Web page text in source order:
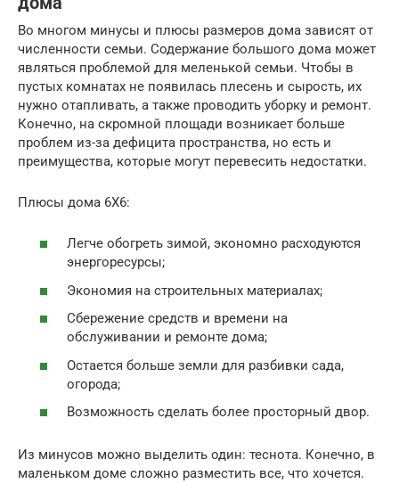
Во многом минусы и плюсы размеров дома зависят от
численности семьи. Содержание большого дома может
являться проблемой для меленькой семьи. Чтобы в
пустых комнатах не появилась плесень и сырость, их
нужно отапливать, а также проводить уборку и ремонт.
Конечно, на скромной площади возникает больше
проблем из-за дефицита пространства, но есть и
преимущества, которые могут перевесить недостатки.
Плюсы дома 6X6:
Легче обогреть зимой, экономно расходуются
энергоресурсы;
Экономия на строительных материалах;
Сбережение средств и времени на
обслуживании и ремонте дома;
Остается больше земли для разбивки сада,
огорода;
Возможность сделать более просторный двор.
Из минусов можно выделить один: теснота. Конечно, в
маленьком доме сложно разместить все, что хочется.